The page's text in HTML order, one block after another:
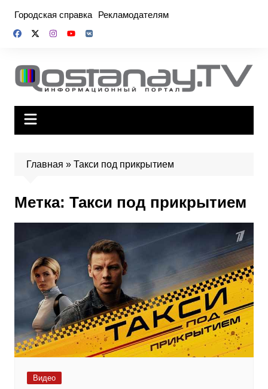
содержимому
Городская справка Рекламодателям
Главная » Такси под прикрытием
Метка: Такси под прикрытием
Видео